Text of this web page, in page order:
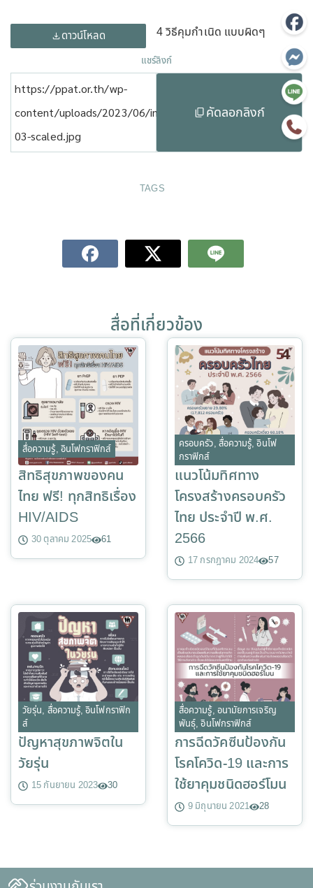
ดาวน์โหลด 4 วิธีคุมกำเนิด แบบผิดๆ
แชร์ลิงก์
https://ppat.or.th/wp-
content/uploads/2023/06/info-
03-scaled.jpg
คัดลอกลิงก์
TAGS
สื่อที่เกี่ยวข้อง
สื่อความรู้, อินโฟกราฟิกส์
สิทธิสุขภาพของคน
ไทย ฟรี! ทุกสิทธิเรื่อง
HIV/AIDS
30 ตุลาคม 2025 61
ครอบครัว, สื่อความรู้,อินโฟ
กราฟิกส์
แนวโน้มทิศทาง
โครงสร้างครอบครัว
ไทย ประจำปี พ.ศ.
2566
17 กรกฎาคม 2024 57
วัยรุ่น, สื่อความรู้,อินโฟกราฟิก
ส์
ปัญหาสุขภาพจิตใน
วัยรุ่น
15 กันยายน 2023 30
สื่อความรู้, อนามัยการเจริญ
พันธุ์,อินโฟกราฟิกส์
การฉีดวัคซีนป้องกัน
โรคโควิด-19 และการ
ใช้ยาคุมชนิดฮอร์โมน
9 มิถุนายน 2021 28